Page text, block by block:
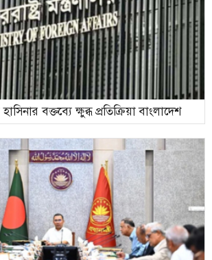
বক্তব্যে ক্ষুব্ধ প্রতিক্রিয়া বাংলাদেশ